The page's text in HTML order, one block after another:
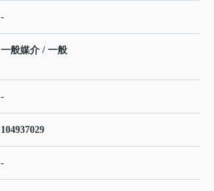
-
一般媒介 / 一般
-
104937029
-